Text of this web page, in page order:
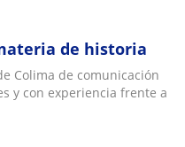
de historia
Colima de comunicación
y con experiencia frente a